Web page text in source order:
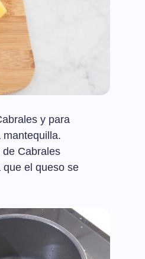
y para
Cabrales
el queso se